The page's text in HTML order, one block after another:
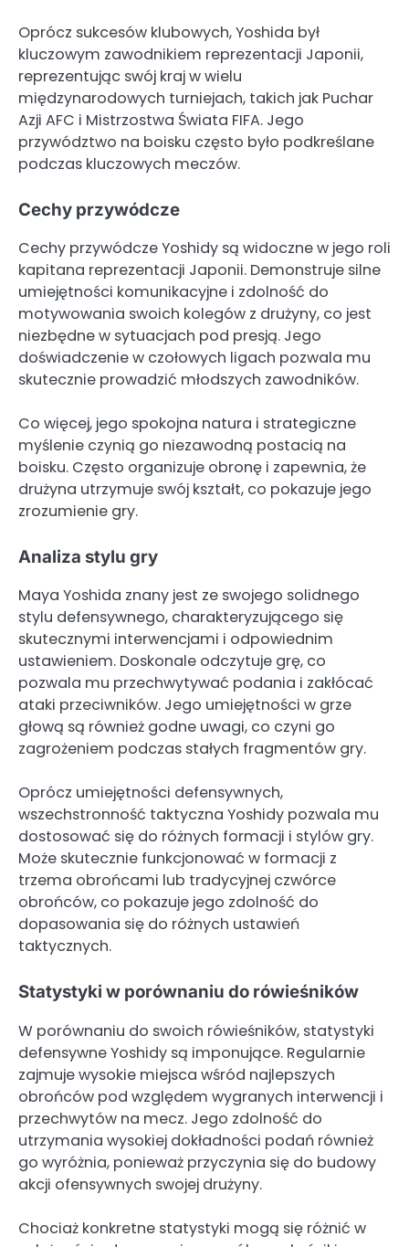
Oprócz sukcesów klubowych, Yoshida był
kluczowym zawodnikiem reprezentacji Japonii,
reprezentując swój kraj w wielu
międzynarodowych turniejach, takich jak Puchar
Azji AFC i Mistrzostwa Świata FIFA. Jego
przywództwo na boisku często było podkreślane
podczas kluczowych meczów.
Cechy przywódcze
Cechy przywódcze Yoshidy są widoczne w jego roli
kapitana reprezentacji Japonii. Demonstruje silne
umiejętności komunikacyjne i zdolność do
motywowania swoich kolegów z drużyny, co jest
niezbędne w sytuacjach pod presją. Jego
doświadczenie w czołowych ligach pozwala mu
skutecznie prowadzić młodszych zawodników.
Co więcej, jego spokojna natura i strategiczne
myślenie czynią go niezawodną postacią na
boisku. Często organizuje obronę i zapewnia, że
drużyna utrzymuje swój kształt, co pokazuje jego
zrozumienie gry.
Analiza stylu gry
Maya Yoshida znany jest ze swojego solidnego
stylu defensywnego, charakteryzującego się
skutecznymi interwencjami i odpowiednim
ustawieniem. Doskonale odczytuje grę, co
pozwala mu przechwytywać podania i zakłócać
ataki przeciwników. Jego umiejętności w grze
głową są również godne uwagi, co czyni go
zagrożeniem podczas stałych fragmentów gry.
Oprócz umiejętności defensywnych,
wszechstronność taktyczna Yoshidy pozwala mu
dostosować się do różnych formacji i stylów gry.
Może skutecznie funkcjonować w formacji z
trzema obrońcami lub tradycyjnej czwórce
obrońców, co pokazuje jego zdolność do
dopasowania się do różnych ustawień
taktycznych.
Statystyki w porównaniu do rówieśników
W porównaniu do swoich rówieśników, statystyki
defensywne Yoshidy są imponujące. Regularnie
zajmuje wysokie miejsca wśród najlepszych
obrońców pod względem wygranych interwencji i
przechwytów na mecz. Jego zdolność do
utrzymania wysokiej dokładności podań również
go wyróżnia, ponieważ przyczynia się do budowy
akcji ofensywnych swojej drużyny.
Chociaż konkretne statystyki mogą się różnić w